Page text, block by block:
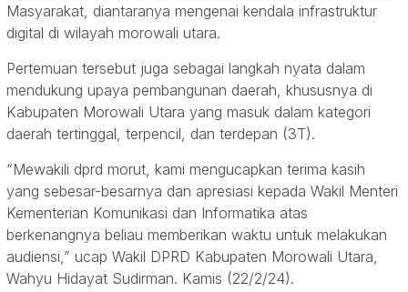
Masyarakat, diantaranya mengenai kendala infrastruktur
digital di wilayah morowali utara.
Pertemuan tersebut juga sebagai langkah nyata dalam
mendukung upaya pembangunan daerah, khususnya di
Kabupaten Morowali Utara yang masuk dalam kategori
daerah tertinggal, terpencil, dan terdepan (3T).
“Mewakili dprd morut, kami mengucapkan terima kasih
yang sebesar-besarnya dan apresiasi kepada Wakil Menteri
Kementerian Komunikasi dan Informatika atas
berkenangnya beliau memberikan waktu untuk melakukan
audiensi,” ucap Wakil DPRD Kabupaten Morowali Utara,
Wahyu Hidayat Sudirman. Kamis (22/2/24).